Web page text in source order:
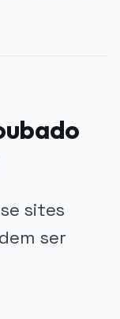
sites
ser